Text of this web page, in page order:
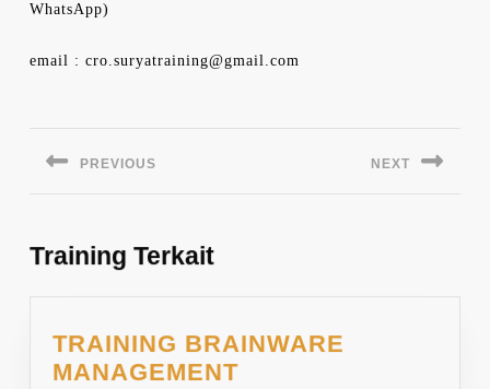
WhatsApp)
email : cro.suryatraining@gmail.com
PREVIOUS NEXT
Training Terkait
TRAINING BRAINWARE
MANAGEMENTTRAINING